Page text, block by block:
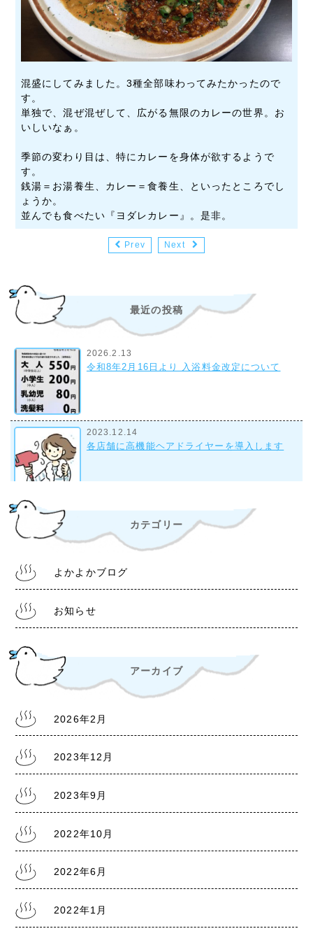
混盛にしてみました。3種全部味わってみたかったので
す。
単独で、混ぜ混ぜして、広がる無限のカレーの世界。お
いしいなぁ。
季節の変わり目は、特にカレーを身体が欲するようで
す。
銭湯＝お湯養生、カレー＝食養生、といったところでし
ょうか。
並んでも食べたい『ヨダレカレー』。是非。
Prev Next
最近の投稿
2026.2.13
令和8年2月16日より 入浴料金改定について
2023.12.14
各店舗に高機能ヘアドライヤーを導入します
組合事務所について
2022.10.28
令和4年11月1日より 入浴料金改定について
2022.6.30
熊本銭湯『松の湯』 営業時間等変更のお知らせ
熊本銭湯『大福湯』 営業のお知らせ
2022.1.20
2021.8.5
カテゴリー
よかよかブログ
お知らせ
アーカイブ
2026年2月
2023年12月
2023年9月
2022年10月
2022年6月
2022年1月